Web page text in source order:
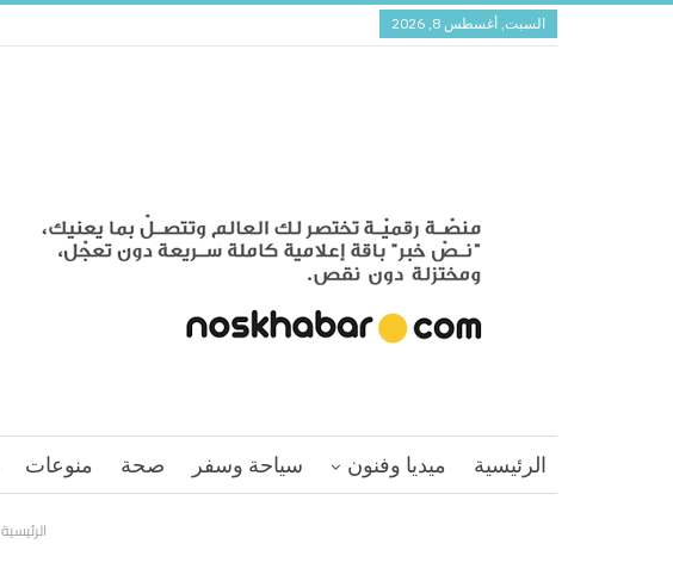
السبت, أغسطس 8, 2026
الرئيسية ميديا وفنون سياحة وسفر صحة منوعات
الرئيسية